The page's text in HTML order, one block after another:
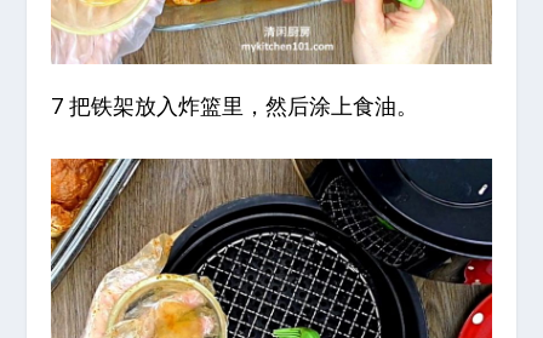
7 把铁架放入炸篮里，然后涂上食油。